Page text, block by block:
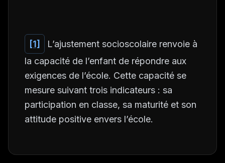
[1]
L’ajustement socioscolaire renvoie à
la capacité de l’enfant de répondre aux
exigences de l’école. Cette capacité se
mesure suivant trois indicateurs : sa
participation en classe, sa maturité et son
attitude positive envers l’école.